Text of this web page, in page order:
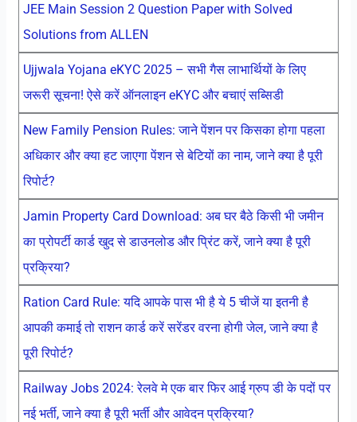
JEE Main Session 2 Question Paper with Solved
Solutions from ALLEN
Ujjwala Yojana eKYC 2025 – सभी गैस लाभार्थियों के लिए
जरूरी सूचना! ऐसे करें ऑनलाइन eKYC और बचाएं सब्सिडी
New Family Pension Rules: जाने पेंशन पर किसका होगा पहला
अधिकार और क्या हट जाएगा पेंशन से बेटियों का नाम, जाने क्या है पूरी
रिपोर्ट?
Jamin Property Card Download: अब घर बैठे किसी भी जमीन
का प्रोपर्टी कार्ड खुद से डाउनलोड और प्रिंट करें, जाने क्या है पूरी
प्रक्रिया?
Ration Card Rule: यदि आपके पास भी है ये 5 चीजें या इतनी है
आपकी कमाई तो राशन कार्ड करें सरेंडर वरना होगी जेल, जाने क्या है
पूरी रिपोर्ट?
Railway Jobs 2024: रेलवे मे एक बार फिर आई ग्रुप डी के पदों पर
नई भर्ती, जाने क्या है पूरी भर्ती और आवेदन प्रक्रिया?